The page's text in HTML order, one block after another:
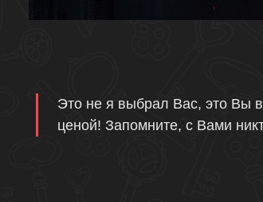
Описание
Это не я выбрал Вас, это Вы
ценой! Запомните, с Вами